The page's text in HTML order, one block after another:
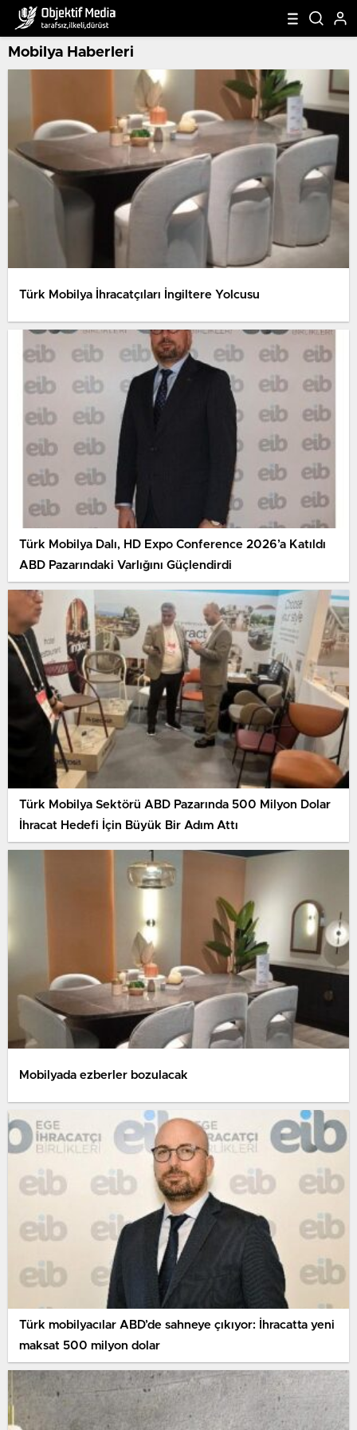
Mobilya Haberleri
Türk Mobilya İhracatçıları İngiltere Yolcusu
Türk Mobilya Dalı, HD Expo Conference 2026’a Katıldı
ABD Pazarındaki Varlığını Güçlendirdi
Türk Mobilya Sektörü ABD Pazarında 500 Milyon Dolar
İhracat Hedefi İçin Büyük Bir Adım Attı
Mobilyada ezberler bozulacak
Türk mobilyacılar ABD’de sahneye çıkıyor: İhracatta yeni
maksat 500 milyon dolar